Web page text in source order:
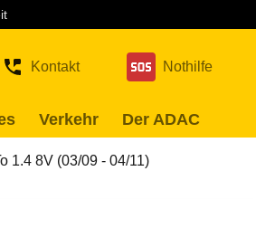
Kontakt Nothilfe
Verkehr Der ADAC
1.4 8V (03/09 - 04/11)